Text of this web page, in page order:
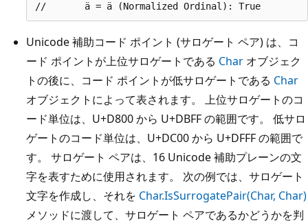
Unicode 補助コード ポイント (サロゲート ペア) は、コ
ード ポイントが上位サロゲートである Char オブジェク
トの後に、コード ポイントが低サロゲートである Char
オブジェクトによって表されます。 上位サロゲートのコ
ード単位は、U+D800 から U+DBFF の範囲です。 低サロ
ゲートのコード単位は、U+DC00 から U+DFFF の範囲で
す。 サロゲート ペアは、16 Unicode 補助プレーンの文
字を表すために使用されます。 次の例では、サロゲート
文字を作成し、それを Char.IsSurrogatePair(Char, Char)
メソッドに渡して、サロゲート ペアであるかどうかを判